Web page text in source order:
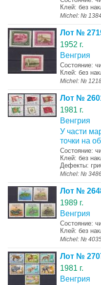
Клей: без
Michel: №
Лот №
1952 г.
Венгрия
Состояние:
Клей: без
Michel: №
Лот №
1981 г.
Венгрия
У части
точки на
Состояние:
Клей: без
Дефекты:
Michel: №
Лот №
1989 г.
Венгрия
Состояние:
Клей: без
Michel: №
Лот №
1981 г.
Венгрия